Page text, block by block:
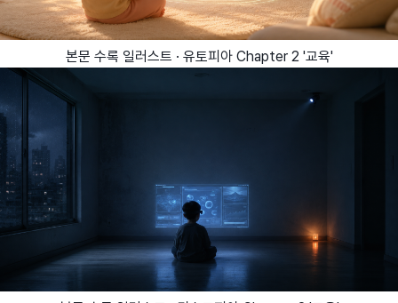
본문 수록 일러스트 · 유토피아 Chapter 2 '교육'